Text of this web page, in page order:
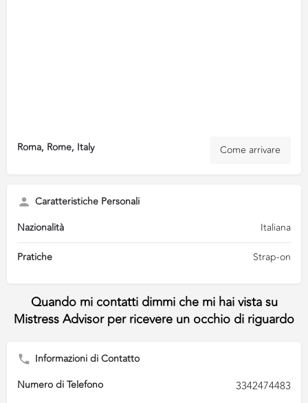
Roma, Rome, Italy Come arrivare
Caratteristiche Personali
Nazionalità
Italiana
Pratiche Strap-on
Informazioni di Contatto
Numero di Telefono
3342474483